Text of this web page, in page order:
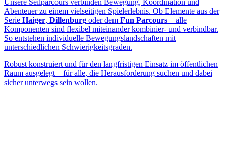
Abenteuer zu einem vielseitigen Spielerlebnis. Ob Elemente aus der
Serie Haiger, Dillenburg oder dem Fun Parcours – alle
Komponenten sind flexibel miteinander kombinier- und verbindbar.
So entstehen individuelle Bewegungslandschaften mit
unterschiedlichen Schwierigkeitsgraden.
Robust konstruiert und für den langfristigen Einsatz im öffentlichen
Raum ausgelegt – für alle, die Herausforderung suchen und dabei
sicher unterwegs sein wollen.